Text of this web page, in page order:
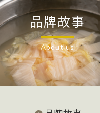
品牌故事
About us